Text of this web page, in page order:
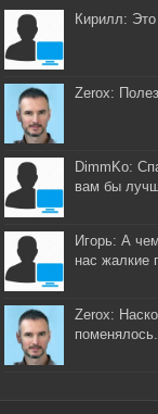
Кирилл:
Zerox:
DimmKo:
вам бы
Игорь: А
нас жалкие
Zerox: